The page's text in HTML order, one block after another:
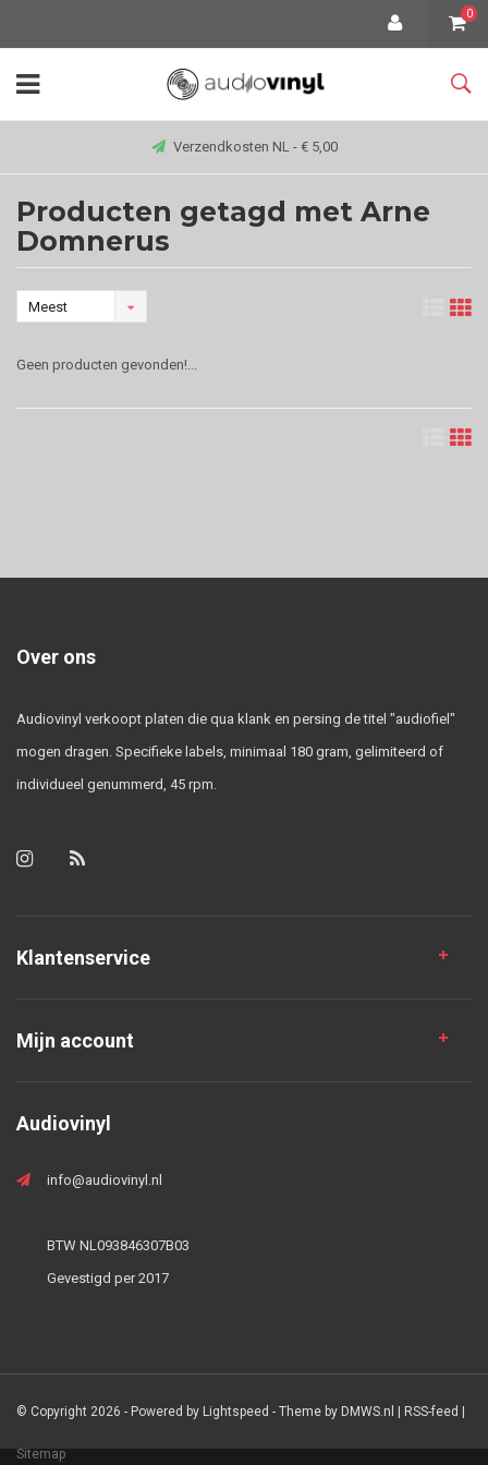
0
Verzendkosten NL - € 5,00
Producten getagd met Arne
Domnerus
Meest
Geen producten gevonden!...
Over ons
Audiovinyl verkoopt platen die qua klank en persing de titel "audiofiel"
mogen dragen. Specifieke labels, minimaal 180 gram, gelimiteerd of
individueel genummerd, 45 rpm.
Klantenservice
Mijn account
Audiovinyl
info@audiovinyl.nl
BTW NL093846307B03
Gevestigd per 2017
© Copyright 2026 - Powered by Lightspeed - Theme by DMWS.nl RSS-feed
Sitemap